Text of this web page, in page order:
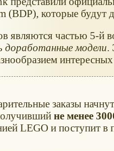
(BDP), которые будут
являются частью 5-й
доработанные модели.
заказы
не менее
LEGO и поступит в